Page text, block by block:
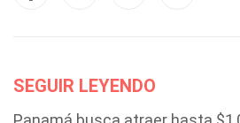
SEGUIR LEYENDO